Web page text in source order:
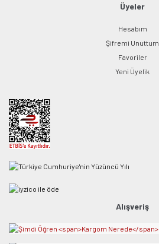
Üyeler
Hesabım
Şifremi Unuttum
Favoriler
Yeni Üyelik
Alışveriş